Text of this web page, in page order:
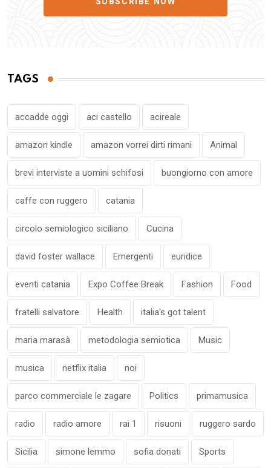
TAGS
accadde oggi aci castello acireale
amazon kindle amazon vorrei dirti rimani Animal
brevi interviste a uomini schifosi buongiorno con amore
caffe con ruggero catania
circolo semiologico siciliano Cucina
david foster wallace Emergenti euridice
eventi catania Expo Coffee Break Fashion Food
fratelli salvatore Health italia's got talent
maria marasà metodologia semiotica Music
musica netflix italia noi
parco commerciale le zagare Politics primamusica
radio radio amore rai 1 risuoni ruggero sardo
Sicilia simone lemmo sofia donati Sports